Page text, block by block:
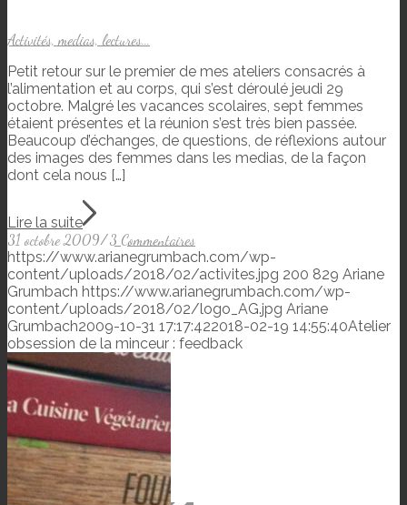
Activités, medias, lectures...
Petit retour sur le premier de mes ateliers consacrés à
l’alimentation et au corps, qui s’est déroulé jeudi 29
octobre. Malgré les vacances scolaires, sept femmes
étaient présentes et la réunion s’est très bien passée.
Beaucoup d’échanges, de questions, de réflexions autour
des images des femmes dans les medias, de la façon
dont cela nous […]
Lire la suite
31 octobre 2009/3 Commentaires
https://www.arianegrumbach.com/wp-
content/uploads/2018/02/activites.jpg 200 829 Ariane
Grumbach https://www.arianegrumbach.com/wp-
content/uploads/2018/02/logo_AG.jpg Ariane
Grumbach2009-10-31 17:17:422018-02-19 14:55:40Atelier
obsession de la minceur : feedback